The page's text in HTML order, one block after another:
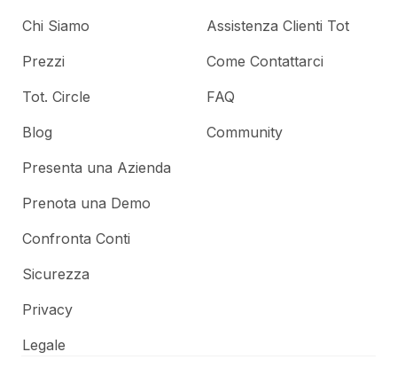
Chi Siamo
Prezzi
Tot. Circle
Blog
Presenta una Azienda
Prenota una Demo
Confronta Conti
Sicurezza
Privacy
Legale
Assistenza Clienti Tot
Come Contattarci
FAQ
Community